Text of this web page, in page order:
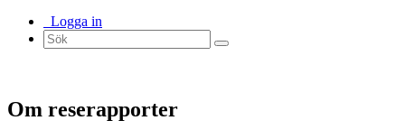
Logga in
Om reserapporter